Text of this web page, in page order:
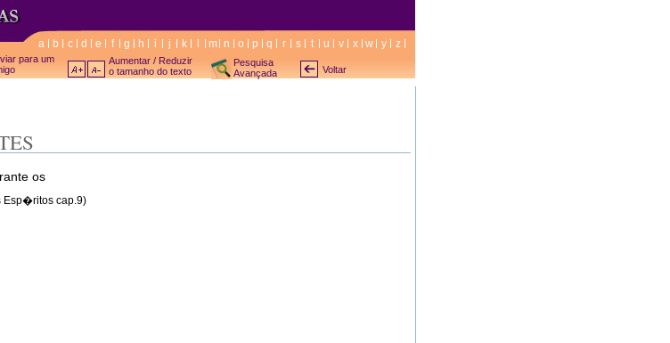
a b c d e f g h i j k m n o p q r s t u v x w y z
para um
Aumentar / Reduzir
o tamanho do texto
Pesquisa
Avançada
Voltar
os
Esp�ritos cap.9)